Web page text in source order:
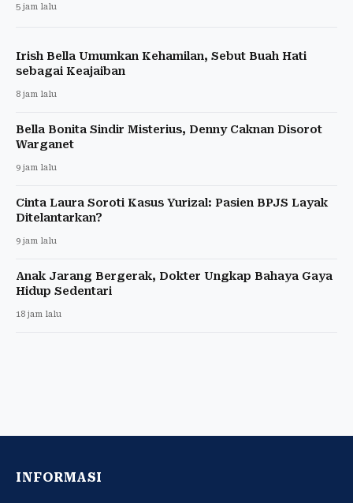
5 jam lalu
Irish Bella Umumkan Kehamilan, Sebut Buah Hati
sebagai Keajaiban
8 jam lalu
Bella Bonita Sindir Misterius, Denny Caknan Disorot
Warganet
9 jam lalu
Cinta Laura Soroti Kasus Yurizal: Pasien BPJS Layak
Ditelantarkan?
9 jam lalu
Anak Jarang Bergerak, Dokter Ungkap Bahaya Gaya
Hidup Sedentari
18 jam lalu
INFORMASI